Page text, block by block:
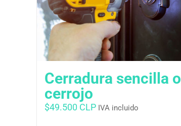
Cerradura sencilla o
cerrojo
$49.500 CLP IVA incluido